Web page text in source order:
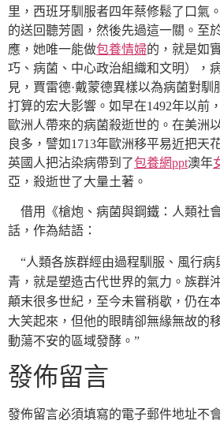
里，西班牙馴服者四年蔡修鬆了口氣
的送回聽芳園，然後先過這一關。至
應，她唯一能做包養情婦的，就是如
巧、病菌、中心政治組織和文明），
見，賈雷德·戴蒙德異樣以為病菌對馴
打算的宏大影響。如早在1492年以前
歐洲人帶來的病菌殺逝世的。在美洲
良多，譬如1713年歐洲移平易近把天
英國人把沾染病帶到了包養網ppt澳年
亞，殺逝世了大量土著。
借用《槍炮、病菌與鋼鐵：人類社
話，作為結語：
“人類各族群經由過程馴服、風行病
青，就是塑造古代世界的氣力。族群
顛末很多世紀，至今未嘗稍歇，仍在
大笑起來，但他的眼睛卻無緣無故的
動蕩不安的區域發酵。”
發佈留言
發佈留言必須填寫的電子郵件地址不